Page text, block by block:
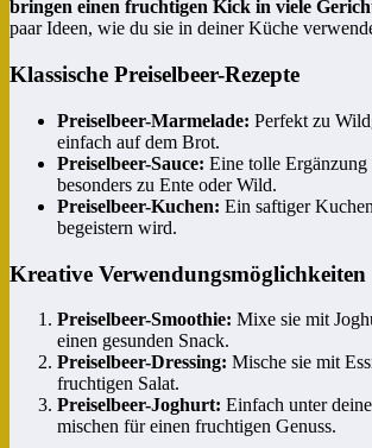
bringen einen fruchtigen Kick in viele
paar Ideen, wie du sie in deiner Küche
Klassische Preiselbeer-Rezepte
Preiselbeer-Marmelade: Perfekt zu
einfach auf dem Brot.
Preiselbeer-Sauce: Eine tolle
besonders zu Ente oder Wild.
Preiselbeer-Kuchen: Ein saftiger
begeistern wird.
Kreative Verwendungsmöglichkeiten
Preiselbeer-Smoothie: Mixe sie mit
einen gesunden Snack.
Preiselbeer-Dressing: Mische sie mit
fruchtigen Salat.
Preiselbeer-Joghurt: Einfach unter
mischen für einen fruchtigen Genuss.